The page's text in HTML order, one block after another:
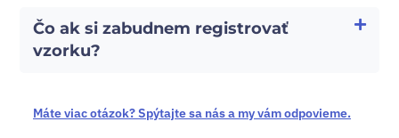
Čo ak si zabudnem registrovať
vzorku?
Máte viac otázok? Spýtajte sa nás a my vám odpovieme.